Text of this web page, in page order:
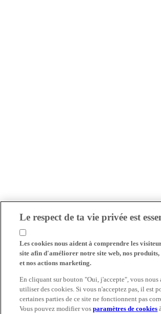
Le respect de ta vie privée est
Les cookies nous aident à comprendre les
site afin d'améliorer notre site web, nos produits,
et nos actions marketing.
En cliquant sur bouton "Oui, j'accepte", vous nous
utiliser des cookies. Si vous n'acceptez pas, il est
certaines parties de ce site ne fonctionnent pas
Vous pouvez modifier vosparamètres de cookies